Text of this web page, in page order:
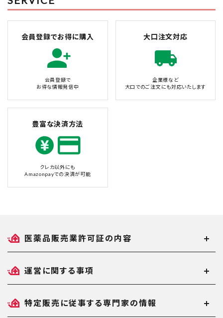
会員登録でお得に購入
会員登録で
お得な情報発信中
大口注文対応
企業様など
大口でのご注文にも対応いたします
豊富な決済方法
クレカ以外にも
Amazonpayでの決済が可能
医薬品販売業許可証の内容
運営に関する事項
特定販売に従事する専門家の情報